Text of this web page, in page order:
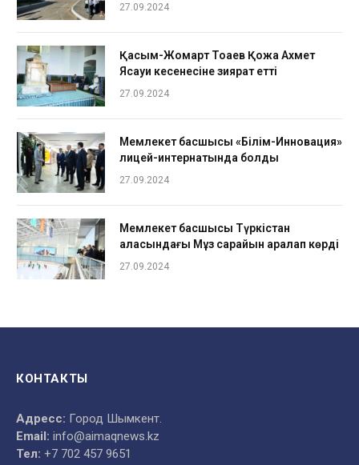
27.09.2024
Қасым-Жомарт Тоқаев Қожа Ахмет
Ясауи кесенесіне зиярат етті
27.09.2024
Мемлекет басшысы «Білім-Инновация»
лицей-интернатында болды
27.09.2024
Мемлекет басшысы Түркістан
қаласындағы Мұз сарайын аралап көрді
27.09.2024
КОНТАКТЫ
Адресс: Город Шымкент.
Email: info@aimaqnews.kz
Тел: +7 702 457 9651